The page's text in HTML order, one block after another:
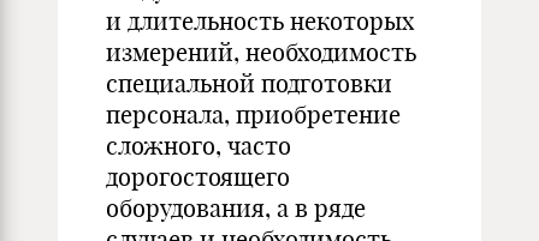
и длительность некоторых
измерений, необходимость
специальной подготовки
персонала, приобретение
сложного, часто
дорогостоящего
оборудования, а в ряде